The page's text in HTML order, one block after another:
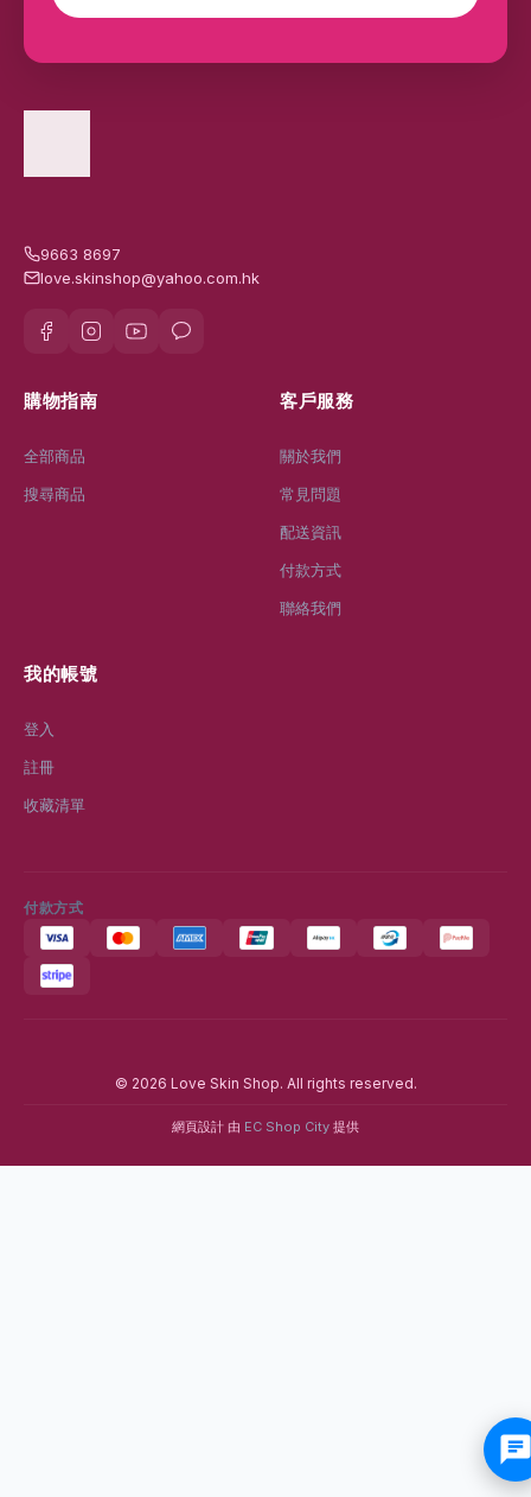
9663 8697
love.skinshop@yahoo.com.hk
購物指南
全部商品
搜尋商品
客戶服務
關於我們
常見問題
配送資訊
付款方式
聯絡我們
我的帳號
登入
註冊
收藏清單
付款方式
© 2026 Love Skin Shop. All rights reserved.
網頁設計 由 EC Shop City 提供